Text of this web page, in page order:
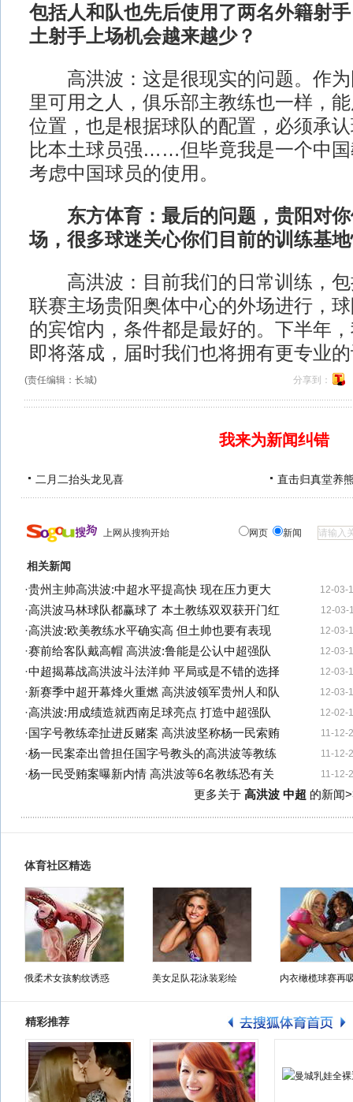
包括人和队也先后使用了两名外籍射
土射手上场机会越来越少？
高洪波：这是很现实的问题。作为
里可用之人，俱乐部主教练也一样，
位置，也是根据球队的配置，必须承
比本土球员强……但毕竟我是一个中
考虑中国球员的使用。
东方体育：最后的问题，贵阳对你
场，很多球迷关心你们目前的训练基
高洪波：目前我们的日常训练，包
联赛主场贵阳奥体中心的外场进行，
的宾馆内，条件都是最好的。下半年
即将落成，届时我们也将拥有更专业
(责任编辑：长城) 分享到：
我来为新闻纠错
二月二抬头龙见喜 直击归真堂养
上网从搜狗开始 网页 新闻
相关新闻
12-03-
·贵州主帅高洪波:中超水平提高快 现在压力更大
12-03-
·高洪波马林球队都赢球了 本土教练双双获开门红
12-03-
·高洪波:欧美教练水平确实高 但土帅也要有表现
12-03-
·赛前给客队戴高帽 高洪波:鲁能是公认中超强队
12-03-
·中超揭幕战高洪波斗法洋帅 平局或是不错的选择
12-03-
·新赛季中超开幕烽火重燃 高洪波领军贵州人和队
12-02-
·高洪波:用成绩造就西南足球亮点 打造中超强队
11-12-
· 国字号教练牵扯进反赌案 高洪波坚称杨一民索贿
11-12-
·杨一民案牵出曾担任国字号教头的高洪波等教练
11-12-
·杨一民受贿案曝新内情 高洪波等6名教练恐有关
更多关于 高洪波 中超 的新闻
体育社区精选
俄柔术女孩豹纹诱惑 美女足队花泳装彩绘 内衣橄榄球赛再
精彩推荐